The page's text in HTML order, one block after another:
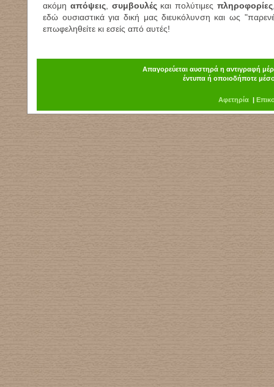
ακόμη απόψεις, συμβουλέςκαι πολύτιμες πληροφορίες
εδώ ουσιαστικά για δική μας διευκόλυνση και ως
επωφεληθείτε κι εσείς από αυτές!
Απαγορεύεται αυστηρά η αντιγραφή
έντυπα ή οποιοδήποτε
Αφετηρία|